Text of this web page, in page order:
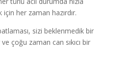
her zaman hazırdır.
sizi beklenmedik bir
çoğu zaman can sıkıcı bir